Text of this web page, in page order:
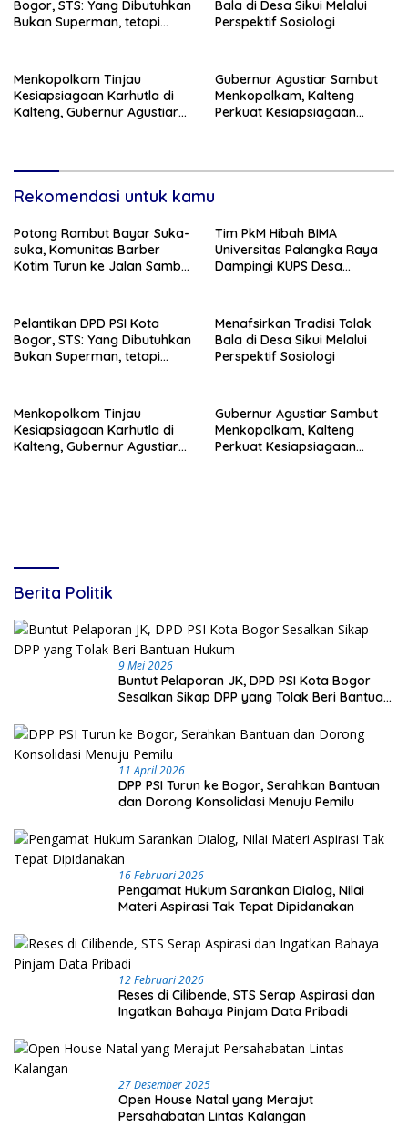
Bogor, STS: Yang Dibutuhkan
Bukan Superman, tetapi
Bala di Desa Sikui Melalui
Perspektif Sosiologi
Menkopolkam Tinjau
Kesiapsiagaan Karhutla di
Kalteng, Gubernur Agustiar
Gubernur Agustiar Sambut
Menkopolkam, Kalteng
Perkuat Kesiapsiagaan
Rekomendasi untuk kamu
Potong Rambut Bayar Suka-
suka, Komunitas Barber
Kotim Turun ke Jalan Sambut
Tim PkM Hibah BIMA
Universitas Palangka Raya
Dampingi KUPS Desa
Pelantikan DPD PSI Kota
Bogor, STS: Yang Dibutuhkan
Bukan Superman, tetapi
Menafsirkan Tradisi Tolak
Bala di Desa Sikui Melalui
Perspektif Sosiologi
Menkopolkam Tinjau
Kesiapsiagaan Karhutla di
Kalteng, Gubernur Agustiar
Gubernur Agustiar Sambut
Menkopolkam, Kalteng
Perkuat Kesiapsiagaan
Berita Politik
9 Mei 2026
Buntut Pelaporan JK, DPD PSI Kota Bogor
Sesalkan Sikap DPP yang Tolak Beri Bantuan
11 April 2026
DPP PSI Turun ke Bogor, Serahkan Bantuan
dan Dorong Konsolidasi Menuju Pemilu
16 Februari 2026
Pengamat Hukum Sarankan Dialog, Nilai
Materi Aspirasi Tak Tepat Dipidanakan
12 Februari 2026
Reses di Cilibende, STS Serap Aspirasi dan
Ingatkan Bahaya Pinjam Data Pribadi
27 Desember 2025
Open House Natal yang Merajut
Persahabatan Lintas Kalangan